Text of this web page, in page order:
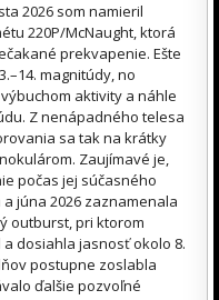
2026 som namieril
220P/McNaught, ktorá
prekvapenie. Ešte
magnitúdy, no
aktivity a náhle
Z nenápadného telesa
sa tak na krátky
Zaujímavé je,
počas jej súčasného
júna 2026 zaznamenala
outburst, pri ktorom
dosiahla jasnosť okolo 8.
postupne zoslabla
ďalšie pozvoľné